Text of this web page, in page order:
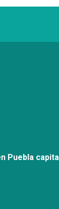
Puebla